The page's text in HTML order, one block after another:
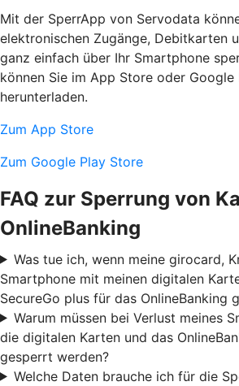
Mit der SperrApp von Servodata
elektronischen Zugänge, Debitkarten
ganz einfach über Ihr Smartphone
können Sie im App Store oder Google
herunterladen.
Zum App Store
Zum Google Play Store
FAQ zur Sperrung von
OnlineBanking
Was tue ich, wenn meine girocard,
Smartphone mit meinen digitalen
SecureGo plus für das OnlineBanking
Warum müssen bei Verlust meines
die digitalen Karten und das
gesperrt werden?
Welche Daten brauche ich für die